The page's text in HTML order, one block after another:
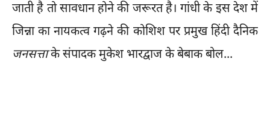
जाती है तो सावधान होने की जरूरत है। गांधी के इस देश में
जिन्ना का नायकत्व गढ़ने की कोशिश पर प्रमुख हिंदी दैनिक
जनसत्ताके संपादक मुकेश भारद्वाज के बेबाक बोल...